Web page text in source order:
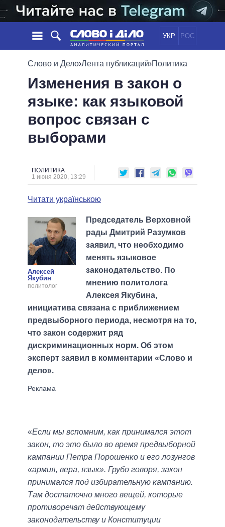
УКР РОС
НОВОСТИ
ЛЕНТА
СОБЫТИЯ
СТАТЬИ
МНЕНИЯ
ОБЗОРЫ
ДАЙДЖЕСТЫ
ПОЛИТИКА
ЭКОНОМИКА
ОБЩЕСТВО
ОБЕЩАНИЯ
ПОЛИТИКИ
ВСЕ ПОЛИТИКИ
ПРЕЗИДЕНТ И ОФИС
ВЕРХОВНАЯ РАДА
КАБИНЕТ МИНИСТРОВ
МЭРЫ
ВСЕ ПЕРСОНЫ
ПОДДЕРЖАТЬ
СРАВНЕНИЕ ПОЛИТИКОВ
Слово и Дело›Лента публикаций›Политика
Изменения в закон о
языке: как языковой
вопрос связан с
выборами
ПОЛИТИКА
1 июня 2020, 13:29
Читати українською
Алексей
Якубин
политолог
Председатель Верховной
рады Дмитрий Разумков
заявил, что необходимо
менять языковое
законодательство. По
мнению политолога
Алексея Якубина,
инициатива связана с приближением
предвыборного периода, несмотря на то,
что закон содержит ряд
дискриминационных норм. Об этом
эксперт заявил в комментарии «Слово и
дело».
«Если мы вспомним, как принимался этот
закон, то это было во время предвыборной
кампании Петра Порошенко и его лозунгов
«армия, вера, язык». Грубо говоря, закон
принимался под избирательную кампанию.
Там достаточно много вещей, которые
противоречат действующему
законодательству и Конституции